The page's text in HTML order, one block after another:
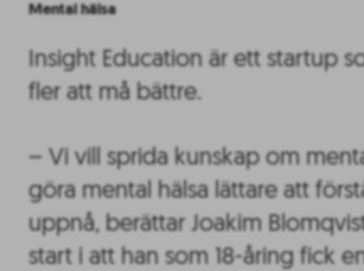
Mental hälsa
Insight Education är ett startup
fler att må bättre.
– Vi vill sprida kunskap om
göra mental hälsa lättare att
uppnå, berättar Joakim
start i att han som 18-åring fick